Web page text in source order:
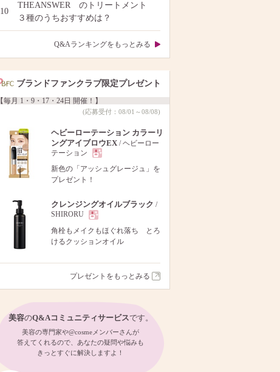
10
THEANSWER のトリートメント
３種のうちおすすめは？
Q&Aランキングをもっとみる
ブランドファンクラブ限定プレゼント
【毎月 1・9・17・24日 開催！】
(応募受付：08/01～08/08)
ヘビーローテーション カラーリ
ングアイブロウEX / ヘビーロー
テーション
現
新色の「アッシュグレージュ」を
プレゼント！
クレンジングオイルブラック /
SHIRORU
現
品
角栓もメイクもほぐれ落ち とろ
けるクッションオイル
プレゼントをもっとみる
美容のQ&Aコミュニティサービスです。
美容の専門家や@cosmeメンバーさんが
答えてくれるので、あなたの疑問や悩みも
きっとすぐに解決しますよ！